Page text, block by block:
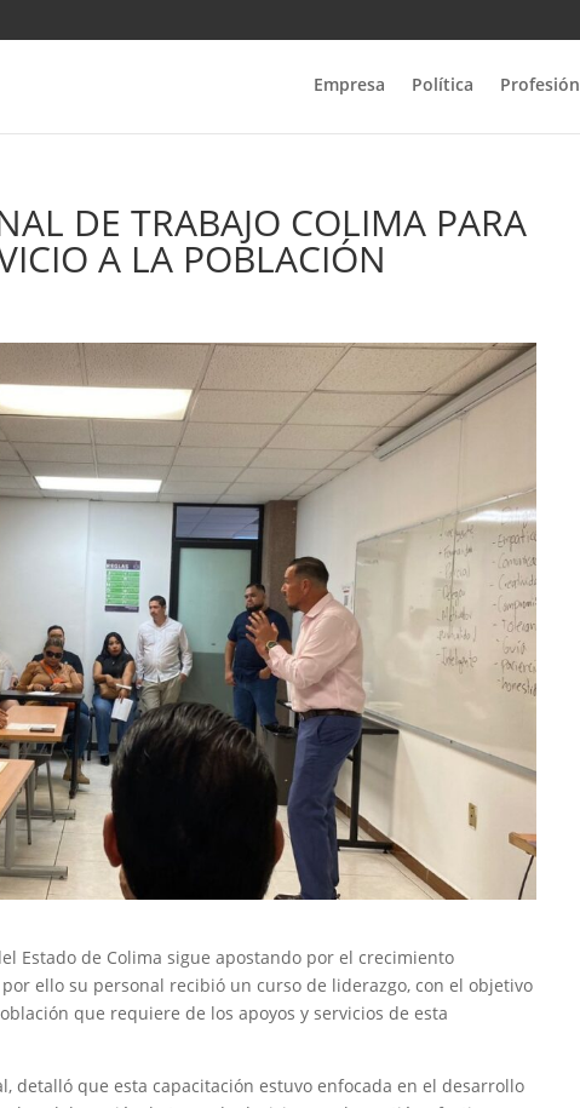
Empresa Política Profesión
DE TRABAJO COLIMA PARA
A LA POBLACIÓN
Estado de Colima sigue apostando por el crecimiento
ello su personal recibió un curso de liderazgo, con el objetivo
que requiere de los apoyos y servicios de esta
detalló que esta capacitación estuvo enfocada en el desarrollo